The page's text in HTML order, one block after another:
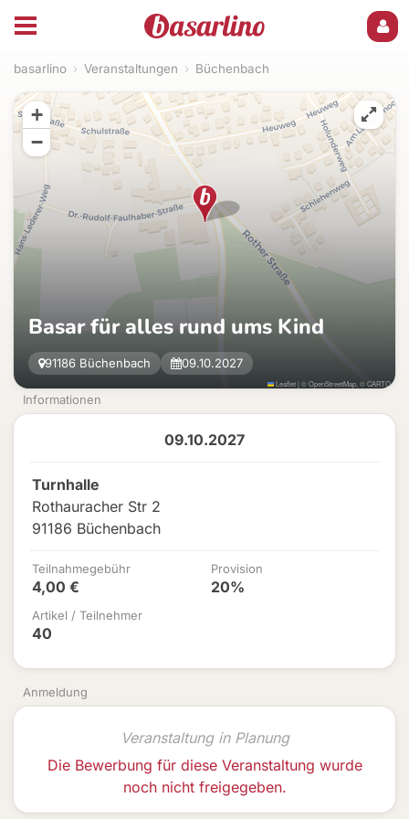
basarlino › Veranstaltungen › Büchenbach
Informationen
Anmeldung
09.10.2027
Turnhalle
Rothauracher Str 2
91186 Büchenbach
Teilnahmegebühr
4,00 €
Provision
20%
Artikel / Teilnehmer
40
Veranstaltung in Planung
Die Bewerbung für diese Veranstaltung wurde
noch nicht freigegeben.
Basar für alles rund ums Kind
91186 Büchenbach 09.10.2027
+
−
Leaflet|©OpenStreetMap , ©CARTO